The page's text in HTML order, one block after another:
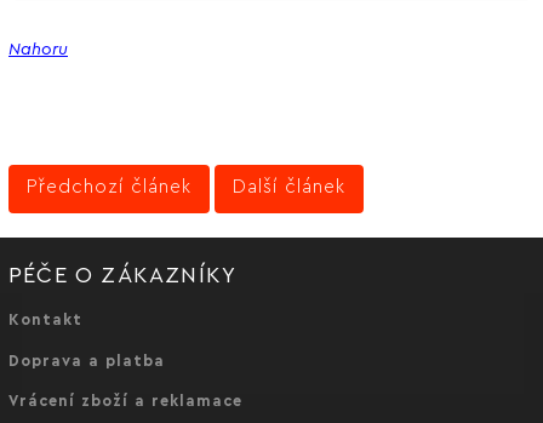
Nahoru
Předchozí článek Další článek
PÉČE O ZÁKAZNÍKY
Kontakt
Doprava a platba
Vrácení zboží a reklamace